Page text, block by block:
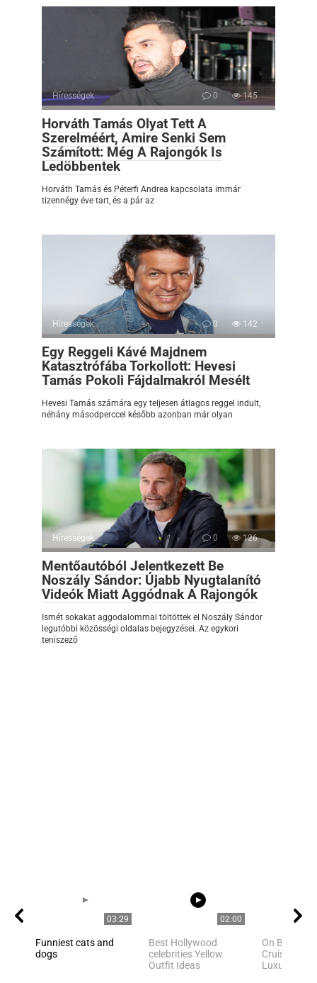
Hírességek 0 145
Horváth Tamás Olyat Tett A
Szerelméért, Amire Senki Sem
Számított: Még A Rajongók Is
Ledöbbentek
Horváth Tamás és Péterfi Andrea kapcsolata immár
tizennégy éve tart, és a pár az
Hírességek 0 142
Egy Reggeli Kávé Majdnem
Katasztrófába Torkollott: Hevesi
Tamás Pokoli Fájdalmakról Mesélt
Hevesi Tamás számára egy teljesen átlagos reggel indult,
néhány másodperccel később azonban már olyan
Hírességek 0 126
Mentőautóból Jelentkezett Be
Noszály Sándor: Újabb Nyugtalanító
Videók Miatt Aggódnak A Rajongók
Ismét sokakat aggodalommal töltöttek el Noszály Sándor
legutóbbi közösségi oldalas bejegyzései. Az egykori
teniszező
03:29
Funniest cats and
dogs
02:00
Best Hollywood
celebrities Yellow
Outfit Ideas
On Board
Cruises
Luxurious